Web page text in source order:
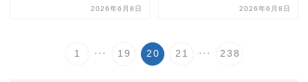
2026年6月8日 2026年6月8日
1 ... 19 20 21 ... 238